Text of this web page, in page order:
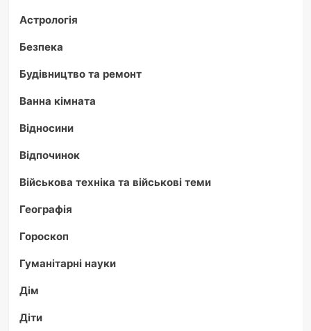
Астрологія
Безпека
Будівництво та ремонт
Ванна кімната
Відносини
Відпочинок
Військова техніка та військові теми
Географія
Гороскоп
Гуманітарні науки
Дім
Діти